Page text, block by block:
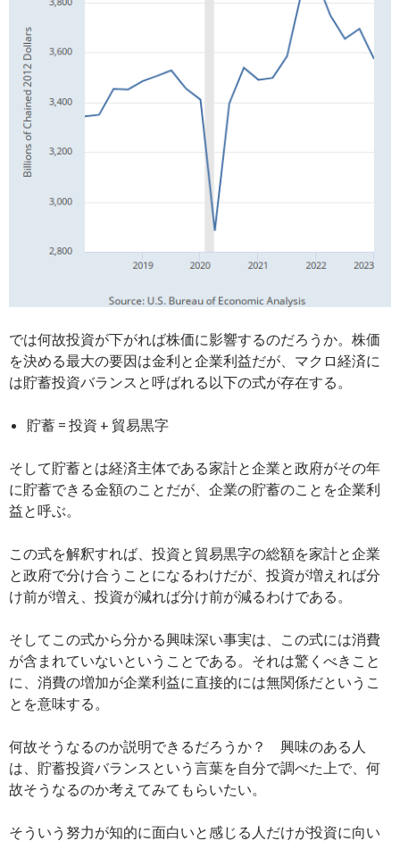
では何故投資が下がれば株価に影響するのだろうか。株価
を決める最大の要因は金利と企業利益だが、マクロ経済に
は貯蓄投資バランスと呼ばれる以下の式が存在する。
貯蓄 = 投資 + 貿易黒字
そして貯蓄とは経済主体である家計と企業と政府がその年
に貯蓄できる金額のことだが、企業の貯蓄のことを企業利
益と呼ぶ。
この式を解釈すれば、投資と貿易黒字の総額を家計と企業
と政府で分け合うことになるわけだが、投資が増えれば分
け前が増え、投資が減れば分け前が減るわけである。
そしてこの式から分かる興味深い事実は、この式には消費
が含まれていないということである。それは驚くべきこと
に、消費の増加が企業利益に直接的には無関係だというこ
とを意味する。
何故そうなるのか説明できるだろうか？ 興味のある人
は、貯蓄投資バランスという言葉を自分で調べた上で、何
故そうなるのか考えてみてもらいたい。
そういう努力が知的に面白いと感じる人だけが投資に向い